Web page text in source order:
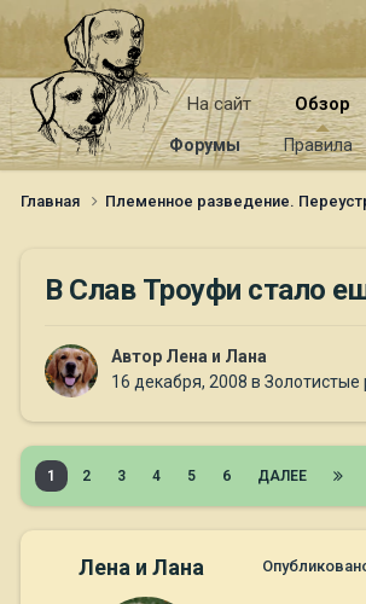
На сайт Обзор
Форумы Правила
Главная Племенное разведение.
В Слав Троуфи стало
Автор Лена и Лана
16 декабря, 2008 в Золотистые
1 2 3 4 5 6 ДАЛЕЕ
Лена и Лана